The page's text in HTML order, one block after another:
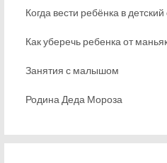
Когда вести ребёнка в детский
Как уберечь ребенка от
Занятия с малышом
Родина Деда Мороза